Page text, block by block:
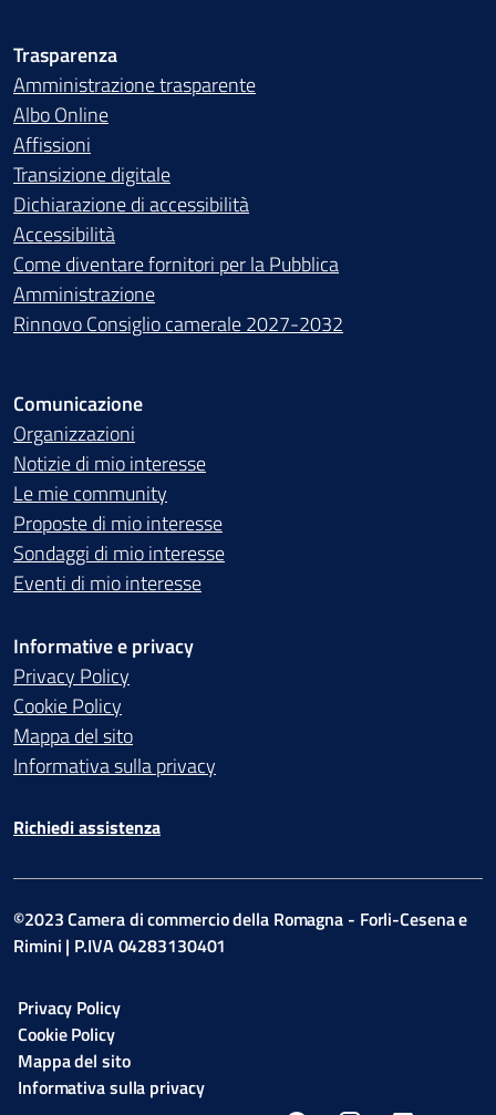
Trasparenza
Amministrazione trasparente
Albo Online
Affissioni
Transizione digitale
Dichiarazione di accessibilità
Accessibilità
Come diventare fornitori per la Pubblica
Amministrazione
Rinnovo Consiglio camerale 2027-2032
Comunicazione
Organizzazioni
Notizie di mio interesse
Le mie community
Proposte di mio interesse
Sondaggi di mio interesse
Eventi di mio interesse
Informative e privacy
Privacy Policy
Cookie Policy
Mappa del sito
Informativa sulla privacy
Richiedi assistenza
©2023 Camera di commercio della Romagna - Forli-Cesena e
Rimini | P.IVA 04283130401
Privacy Policy
Cookie Policy
Mappa del sito
Informativa sulla privacy